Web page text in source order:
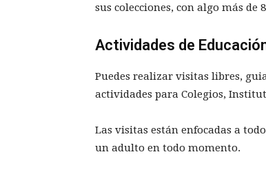
sus colecciones, con algo más de
Actividades de
Puedes realizar visitas libres,
actividades para Colegios,
Las visitas están enfocadas a
un adulto en todo momento.